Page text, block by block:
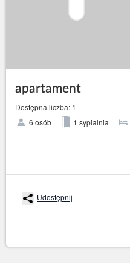
apartament
Dostępna liczba: 1
6 osób
1 sypialnia
Udostępnij